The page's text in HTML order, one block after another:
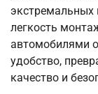
экстремальных
легкость
автомобилями
удобство,
качество и